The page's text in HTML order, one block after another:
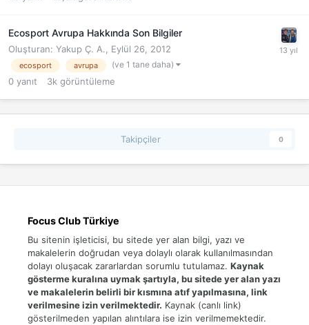
Ecosport Avrupa Hakkında Son Bilgiler
Oluşturan: Yakup Ç. A. Eylül 26, 2012
ecosport avrupa (ve 1 tane daha)
0 yanıt 3k görüntüleme
Takipçiler 0
Focus Club Türkiye
Bu sitenin işleticisi, bu sitede yer alan bilgi, yazı ve
makalelerin doğrudan veya dolaylı olarak kullanılmasından
dolayı oluşacak zararlardan sorumlu tutulamaz. Kaynak
gösterme kuralına uymak şartıyla, bu sitede yer alan yazı
ve makalelerin belirli bir kısmına atıf yapılmasına, link
verilmesine izin verilmektedir. Kaynak (canlı link)
gösterilmeden yapılan alıntılara ise izin verilmemektedir.